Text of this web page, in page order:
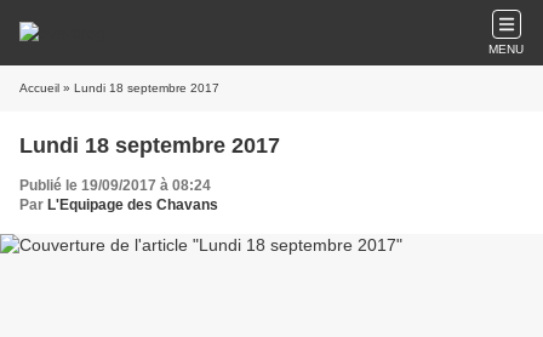
MENU
Accueil » Lundi 18 septembre 2017
Lundi 18 septembre 2017
Publié le 19/09/2017 à 08:24
Par L'Equipage des Chavans